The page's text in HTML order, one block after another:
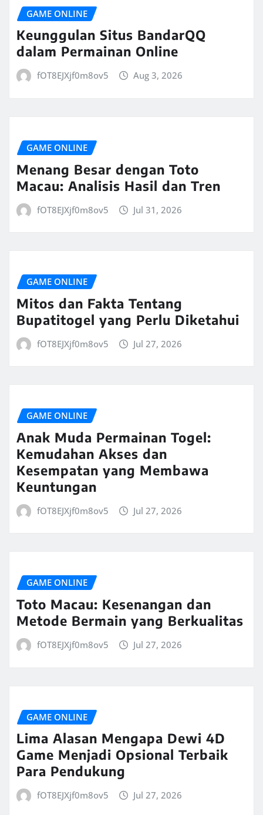
GAME ONLINE
Keunggulan Situs BandarQQ
dalam Permainan Online
fOT8EJXjf0m8ov5 Aug 3, 2026
GAME ONLINE
Menang Besar dengan Toto
Macau: Analisis Hasil dan Tren
fOT8EJXjf0m8ov5 Jul 31, 2026
GAME ONLINE
Mitos dan Fakta Tentang
Bupatitogel yang Perlu Diketahui
fOT8EJXjf0m8ov5 Jul 27, 2026
GAME ONLINE
Anak Muda Permainan Togel:
Kemudahan Akses dan
Kesempatan yang Membawa
Keuntungan
fOT8EJXjf0m8ov5 Jul 27, 2026
GAME ONLINE
Toto Macau: Kesenangan dan
Metode Bermain yang Berkualitas
fOT8EJXjf0m8ov5 Jul 27, 2026
GAME ONLINE
Lima Alasan Mengapa Dewi 4D
Game Menjadi Opsional Terbaik
Para Pendukung
fOT8EJXjf0m8ov5 Jul 27, 2026